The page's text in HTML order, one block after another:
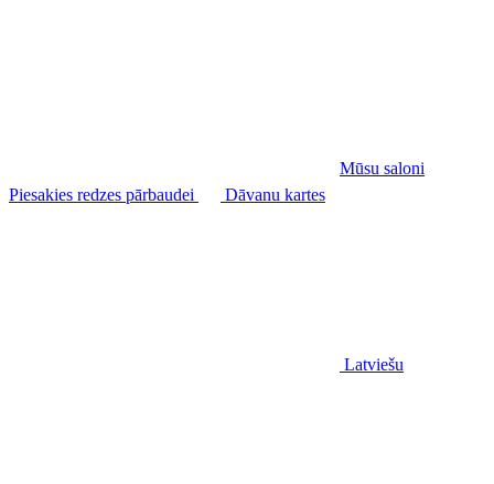
Mūsu saloni
Piesakies redzes pārbaudei
Dāvanu kartes
Latviešu